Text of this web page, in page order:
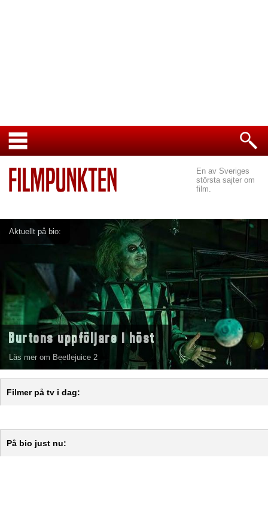
En av Sveriges
största sajter om
film.
Aktuellt på bio:
Burtons uppföljare i höst
Läs mer om Beetlejuice 2
Filmer på tv i dag:
På bio just nu: